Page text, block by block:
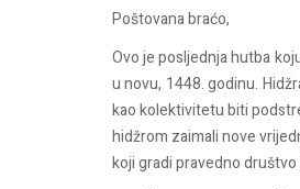
Poštovanabraćo,
Ovo jeposljednjahutba
unovu, 1448.godinu.
kaokolektivitetubiti
hidžrom zaimalinove
kojigradipravednodruštvo